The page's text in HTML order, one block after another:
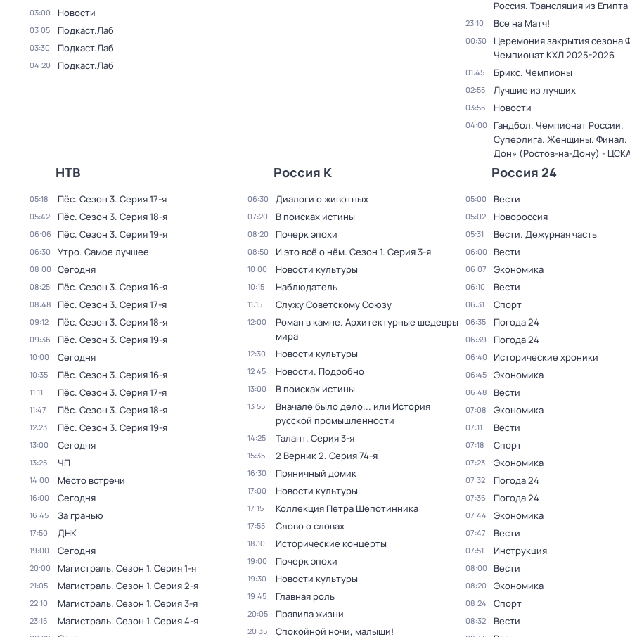
03:00 Новости
03:05 Подкаст.Лаб
03:30 Подкаст.Лаб
04:20 Подкаст.Лаб
Россия. Трансляция из Египта
23:10 Все на Матч!
00:30
Церемония закрытия сезона
Чемпионат КХЛ 2025-2026
01:45 Брикс. Чемпионы
02:55 Лучшие из лучших
03:55 Новости
04:00
Гандбол. Чемпионат России.
Суперлига. Женщины. Финал.
Дон» (Ростов-на-Дону) -
НТВ
05:18 Пёс. Сезон 3. Серия 17-я
05:42 Пёс. Сезон 3. Серия 18-я
06:06 Пёс. Сезон 3. Серия 19-я
06:30 Утро. Самое лучшее
08:00 Сегодня
08:25 Пёс. Сезон 3. Серия 16-я
08:48 Пёс. Сезон 3. Серия 17-я
09:12 Пёс. Сезон 3. Серия 18-я
09:36 Пёс. Сезон 3. Серия 19-я
10:00 Сегодня
10:35 Пёс. Сезон 3. Серия 16-я
11:11 Пёс. Сезон 3. Серия 17-я
11:47 Пёс. Сезон 3. Серия 18-я
12:23 Пёс. Сезон 3. Серия 19-я
13:00 Сегодня
13:25 ЧП
14:00 Место встречи
16:00 Сегодня
16:45 За гранью
17:50 ДНК
19:00 Сегодня
20:00 Магистраль. Сезон 1. Серия 1-я
21:05 Магистраль. Сезон 1. Серия 2-я
22:10 Магистраль. Сезон 1. Серия 3-я
23:15 Магистраль. Сезон 1. Серия 4-я
Россия К
06:30 Диалоги о животных
07:20 В поисках истины
08:20 Почерк эпохи
08:50 И это всё о нём. Сезон 1. Серия 3-я
10:00 Новости культуры
10:15 Наблюдатель
11:15 Служу Советскому Союзу
12:00
Роман в камне. Архитектурные шедевры
мира
12:30 Новости культуры
12:45 Новости. Подробно
13:00 В поисках истины
13:55
Вначале было дело... или История
русской промышленности
14:25 Талант. Серия 3-я
15:35 2 Верник 2. Серия 74-я
16:30 Пряничный домик
17:00 Новости культуры
17:15 Коллекция Петра Шепотинника
17:55 Слово о словах
18:10 Исторические концерты
19:00 Почерк эпохи
19:30 Новости культуры
19:45 Главная роль
20:05 Правила жизни
20:35 Спокойной ночи, малыши!
Россия 24
05:00 Вести
05:02 Новороссия
05:31 Вести. Дежурная часть
06:00 Вести
06:07 Экономика
06:10 Вести
06:31 Спорт
06:35 Погода 24
06:39 Погода 24
06:40 Исторические хроники
06:45 Экономика
06:48 Вести
07:08 Экономика
07:11 Вести
07:18 Спорт
07:23 Экономика
07:32 Погода 24
07:36 Погода 24
07:44 Экономика
07:47 Вести
07:51 Инструкция
08:00 Вести
08:20 Экономика
08:24 Спорт
08:32 Вести